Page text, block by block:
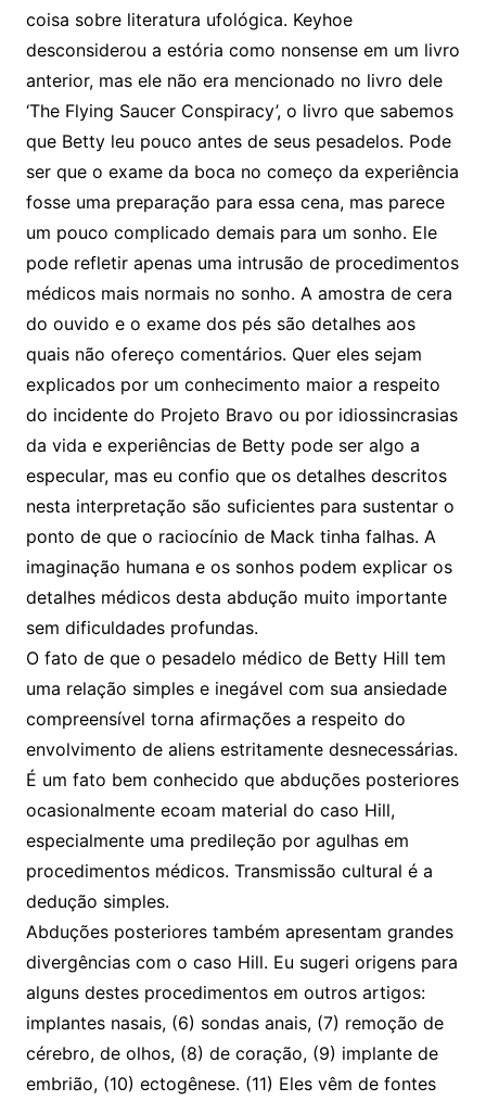
coisa sobre literatura ufológica. Keyhoe
desconsiderou a estória como nonsense em um livro
anterior, mas ele não era mencionado no livro dele
‘The Flying Saucer Conspiracy’, o livro que sabemos
que Betty leu pouco antes de seus pesadelos. Pode
ser que o exame da boca no começo da experiência
fosse uma preparação para essa cena, mas parece
um pouco complicado demais para um sonho. Ele
pode refletir apenas uma intrusão de procedimentos
médicos mais normais no sonho. A amostra de cera
do ouvido e o exame dos pés são detalhes aos
quais não ofereço comentários. Quer eles sejam
explicados por um conhecimento maior a respeito
do incidente do Projeto Bravo ou por idiossincrasias
da vida e experiências de Betty pode ser algo a
especular, mas eu confio que os detalhes descritos
nesta interpretação são suficientes para sustentar o
ponto de que o raciocínio de Mack tinha falhas. A
imaginação humana e os sonhos podem explicar os
detalhes médicos desta abdução muito importante
sem dificuldades profundas.
O fato de que o pesadelo médico de Betty Hill tem
uma relação simples e inegável com sua ansiedade
compreensível torna afirmações a respeito do
envolvimento de aliens estritamente desnecessárias.
É um fato bem conhecido que abduções posteriores
ocasionalmente ecoam material do caso Hill,
especialmente uma predileção por agulhas em
procedimentos médicos. Transmissão cultural é a
dedução simples.
Abduções posteriores também apresentam grandes
divergências com o caso Hill. Eu sugeri origens para
alguns destes procedimentos em outros artigos:
implantes nasais, (6) sondas anais, (7) remoção de
cérebro, de olhos, (8) de coração, (9) implante de
embrião, (10) ectogênese. (11) Eles vêm de fontes